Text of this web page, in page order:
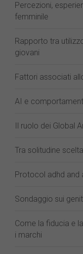
Percezioni,
femminile
Rapporto tra
giovani
Fattori associati
AI e
Il ruolo dei Global
Tra solitudine
Protocol adhd and
Sondaggio sui
Come la fiducia e
i marchi